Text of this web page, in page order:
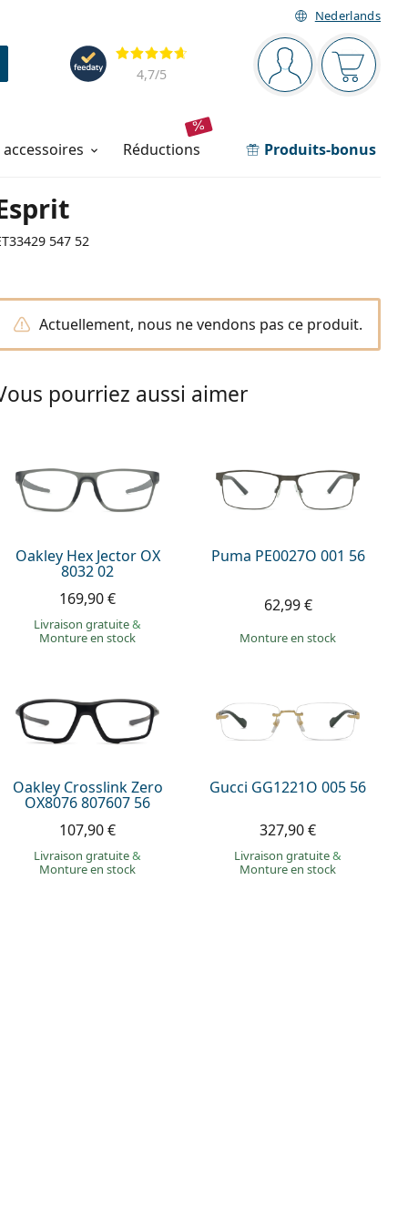
Nederlands
Barre de navigation
Vous êtesVotre
Évaluation
4,7/5
réductions Produits-bonus
547 52
Actuellement, nous ne vendons pas ce produit.
pourriez aussi aimer
Oakley Hex Jector OX
8032 02
169,90 €
Livraison gratuite&
Monture en stock
Puma PE0027O 001 56
62,99 €
Monture en stock
Oakley Crosslink Zero
OX8076 807607 56
107,90 €
Livraison gratuite&
Monture en stock
Gucci GG1221O 005 56
327,90 €
Livraison gratuite&
Monture en stock